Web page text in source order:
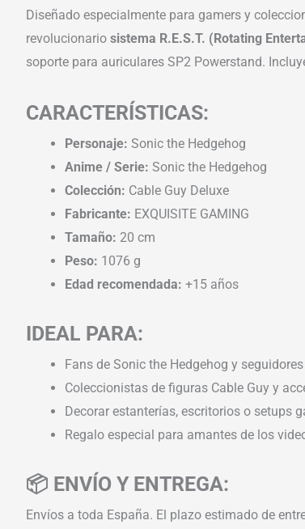
Diseñado especialmente para gamers y
revolucionario sistema R.E.S.T. (Rotating
soporte para auriculares SP2 Powerstand.
CARACTERÍSTICAS:
Personaje: Sonic the Hedgehog
Anime / Serie: Sonic the Hedgehog
Colección: Cable Guy Deluxe
Fabricante: EXQUISITE GAMING
Tamaño: 20 cm
Peso: 1076 g
Edad recomendada: +15 años
IDEAL PARA:
Fans de Sonic the Hedgehog y
Coleccionistas de figuras Cable Guy y
Decorar estanterías, escritorios o setups
Regalo especial para amantes de los
📦 ENVÍO Y ENTREGA:
Envíos a toda España. El plazo estimado de